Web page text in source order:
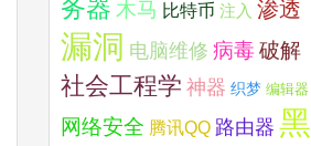
务器 木马 比特币 注入 渗透
漏洞 电脑维修 病毒 破解
社会工程学 神器 织梦 编辑器
网络安全 腾讯QQ 路由器 黑